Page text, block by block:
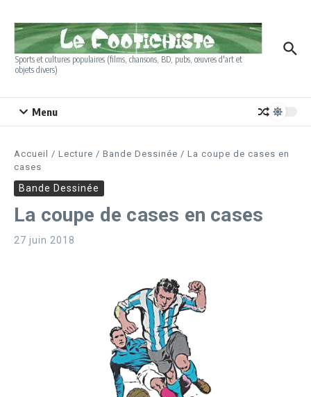
Sports et cultures populaires (films, chansons, BD, pubs, œuvres d'art et
objets divers)
Menu
Accueil / Lecture / Bande Dessinée / La coupe de cases en
cases
Bande Dessinée
La coupe de cases en cases
27 juin 2018